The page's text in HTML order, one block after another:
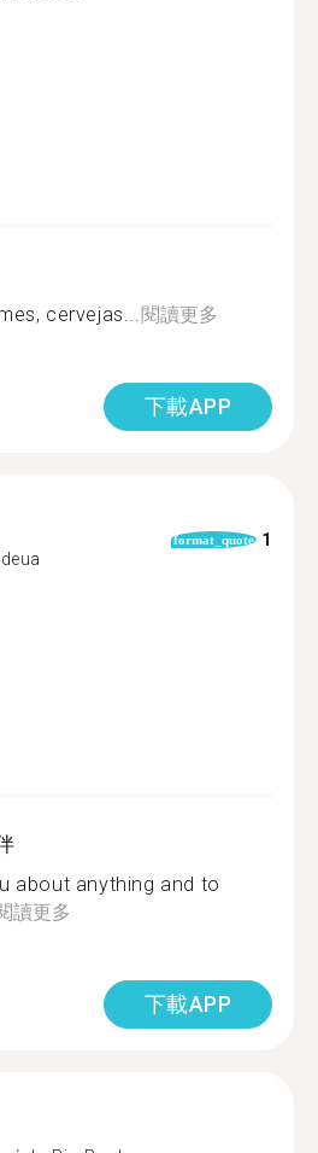
cervejas...閱讀更多
下載APP
format_quote 1
about anything and to
讀更多
下載APP